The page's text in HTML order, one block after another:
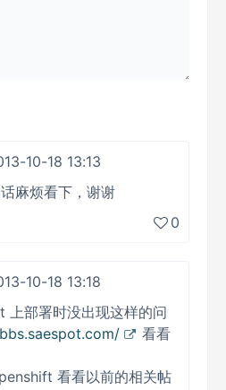
10-18 13:13
麻烦看下，谢谢
0
10-18 13:18
上部署时没出现这样的问
看看
看看以前的相关帖